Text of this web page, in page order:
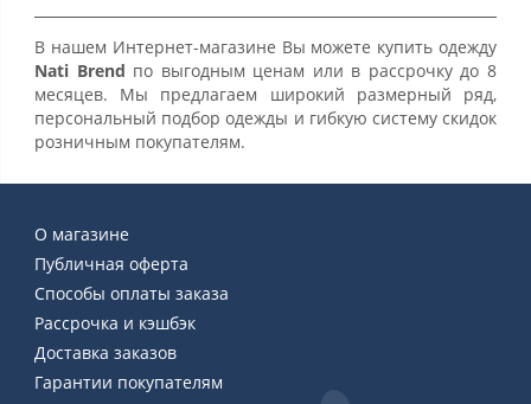
В нашем Интернет-магазине Вы можете купить одежду
Nati Brend по выгодным ценам или в рассрочку до 8
месяцев. Мы предлагаем широкий размерный ряд,
персональный подбор одежды и гибкую систему скидок
розничным покупателям.
О магазине
Публичная оферта
Способы оплаты заказа
Рассрочка и кэшбэк
Доставка заказов
Гарантии покупателям